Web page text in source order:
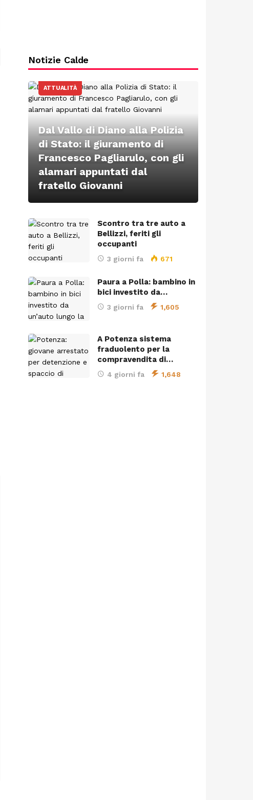
Notizie Calde
ATTUALITÀ
Dal Vallo di Diano alla Polizia
di Stato: il giuramento di
Francesco Pagliarulo, con gli
alamari appuntati dal
fratello Giovanni
Scontro tra tre auto a
Bellizzi, feriti gli
occupanti
3 giorni fa 671
Paura a Polla: bambino in
bici investito da…
3 giorni fa 1,605
A Potenza sistema
fraduolento per la
compravendita di…
4 giorni fa 1,648